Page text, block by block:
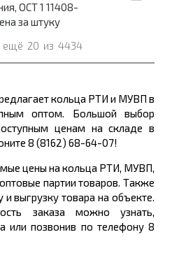
ОСТ 1 11408-
за штуку
ещё 20 из 4434
кольца РТИ и МУВП в
оптом. Большой выбор
ценам на складе в
8 (8162) 68-64-07!
цены на кольца РТИ, МУВП,
партии товаров. Также
выгрузку товара на объекте.
заказа можно узнать,
или позвонив по телефону 8